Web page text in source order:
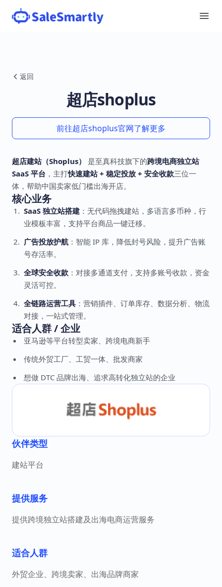
返回
超店shoplus
前往超店shoplus官网了解更多
超店建站（Shoplus） 是至真科技旗下的跨境电商独立站
SaaS 平台 ，主打快速建站 + 稳定投放 + 安全收款三位一
体，帮助中国卖家低门槛出海开店。
核心业务
SaaS 独立站搭建 ：无代码拖拽建站，多语言多币种，行
业模板丰富，支持平台商品一键迁移。
广告投放护航 ：智能 IP 库，降低封号风险，提升广告账
号存活率。
全球安全收款 ：对接多通道支付，支持多账号收款，资金
灵活可控。
全链路运营工具 ：营销插件、订单库存、数据分析、物流
对接，一站式管理。
适合人群 / 企业
亚马逊等平台转型卖家、跨境电商新手
传统外贸工厂、工贸一体、批发商家
想做 DTC 品牌出海、追求高转化独立站的企业
伙伴类型
建站平台
提供服务
提供跨境独立站搭建及出海电商运营服务
适合人群
外贸企业、跨境卖家、出海品牌商家